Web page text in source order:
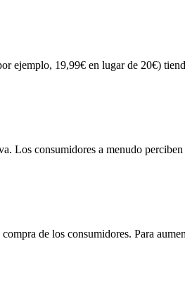
ejemplo, 19,99€ en lugar de 20€)
Los consumidores a menudo
de los consumidores. Para